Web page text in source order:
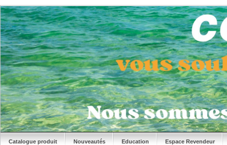
Catalogue produit Nouveautés Education Espace Revendeur